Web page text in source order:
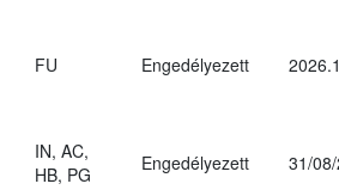
FU Engedélyezett
IN, AC,
HB, PG
Engedélyezett 31/